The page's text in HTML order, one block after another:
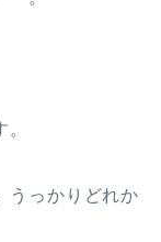
うっかりどれか